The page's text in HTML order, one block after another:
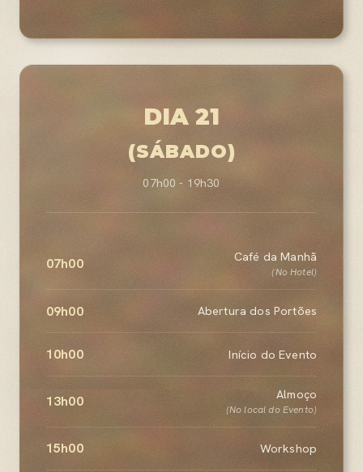
DIA 21
(SÁBADO)
07h00 - 19h30
07h00 Café da Manhã
(No Hotel)
09h00 Abertura dos Portões
10h00 Início do Evento
13h00 Almoço
(No local do Evento)
15h00 Workshop